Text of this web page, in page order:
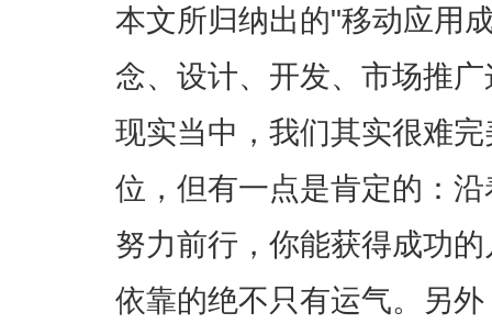
本文所归纳出的"移动应用
念、设计、开发、市场推
现实当中，我们其实很难
位，但有一点是肯定的：
努力前行，你能获得成功
依靠的绝不只有运气。另